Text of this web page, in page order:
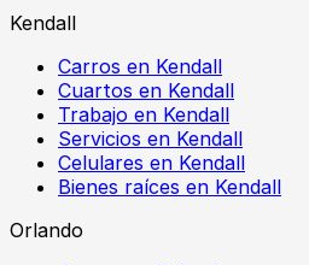
Kendall
Carros en Kendall
Cuartos en Kendall
Trabajo en Kendall
Servicios en Kendall
Celulares en Kendall
Bienes raíces en Kendall
Orlando